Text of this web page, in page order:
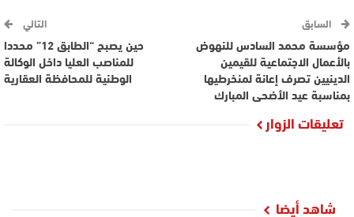
السابق
مؤسسة محمد السادس للنهوض
بالأعمال الاجتماعية للقيمين
الدينيين تصرف إعانة لمنخرطيها
بمناسبة عيد الأضحى المبارك
التالي
حين يصبح “الطابق 12” محددا
للمناصب العليا داخل الوكالة
الوطنية للمحافظة العقارية
تعليقات الزوار
شاهد أيضا